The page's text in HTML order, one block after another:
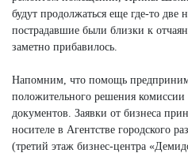
будут продолжаться еще где-то две
пострадавшие были близки к
заметно прибавилось.
Напомним, что помощь
положительного решения комиссии
документов. Заявки от бизнеса
носителе в Агентстве городского
(третий этаж бизнес-центра